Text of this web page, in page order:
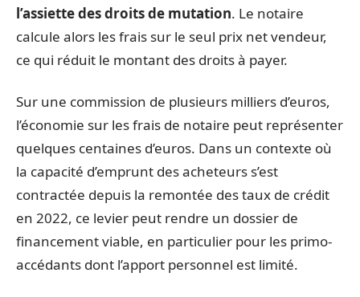
l’assiette des droits de mutation. Le notaire
calcule alors les frais sur le seul prix net vendeur,
ce qui réduit le montant des droits à payer.
Sur une commission de plusieurs milliers d’euros,
l’économie sur les frais de notaire peut représenter
quelques centaines d’euros. Dans un contexte où
la capacité d’emprunt des acheteurs s’est
contractée depuis la remontée des taux de crédit
en 2022, ce levier peut rendre un dossier de
financement viable, en particulier pour les primo-
accédants dont l’apport personnel est limité.